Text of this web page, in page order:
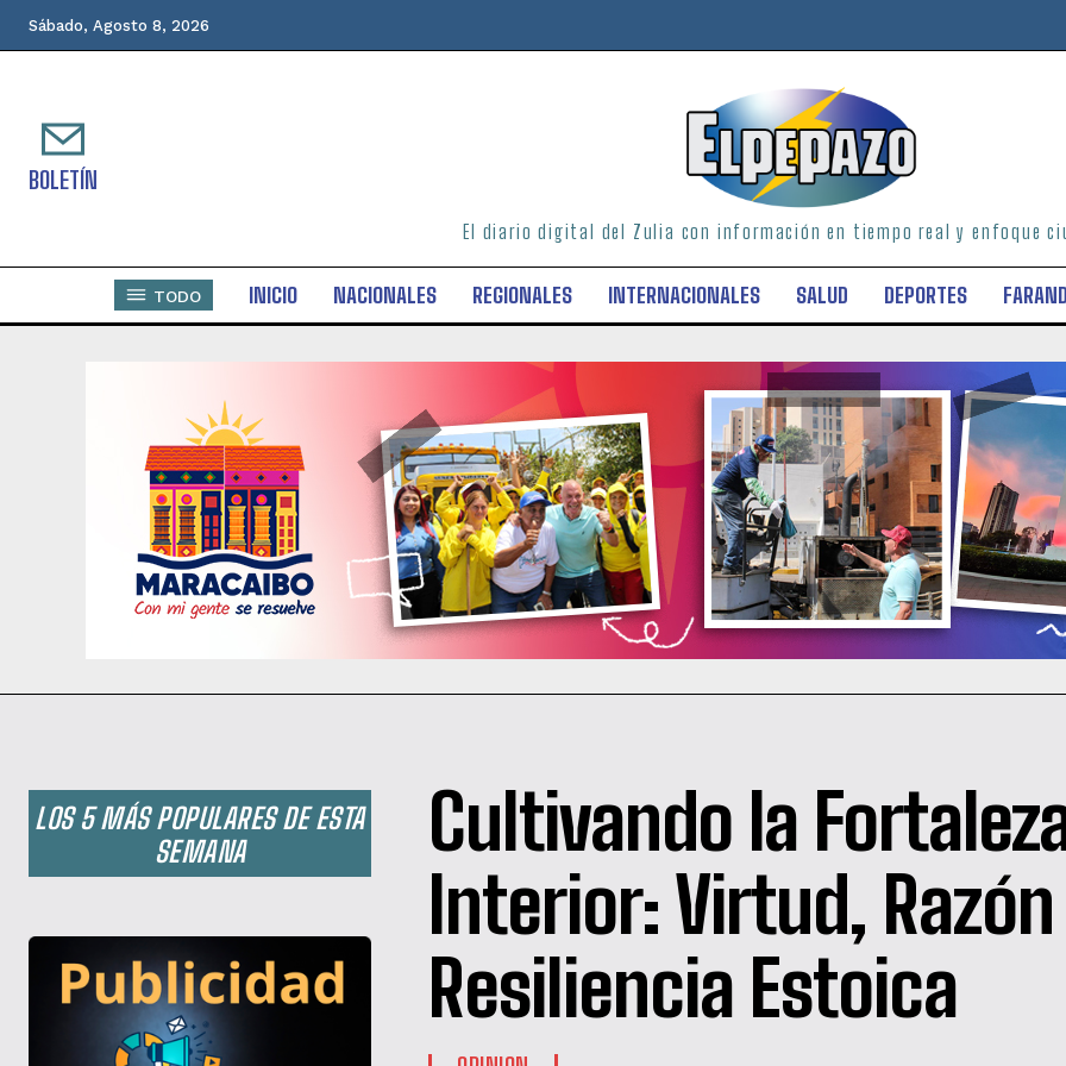
Sábado, Agosto 8, 2026
BOLETÍN
El diario digital del Zulia con información en tiempo real y enfoque
TODO INICIO NACIONALES REGIONALES INTERNACIONALES SALUD DEPORTES
LOS 5 MÁS POPULARES DE ESTA
SEMANA
Cultivando la
Interior: Virtud,
Resiliencia Estoica